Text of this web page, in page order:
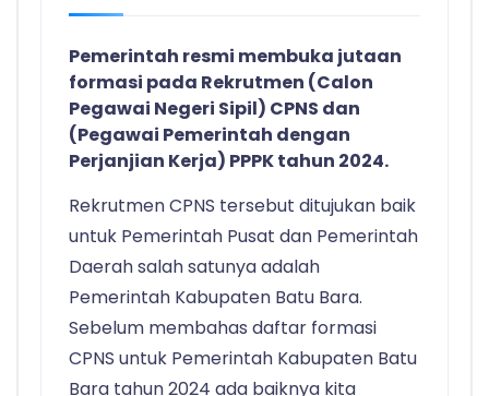
Pemerintah resmi membuka jutaan
formasi pada Rekrutmen (Calon
Pegawai Negeri Sipil) CPNS dan
(Pegawai Pemerintah dengan
Perjanjian Kerja) PPPK tahun 2024.
Rekrutmen CPNS tersebut ditujukan baik
untuk Pemerintah Pusat dan Pemerintah
Daerah salah satunya adalah
Pemerintah Kabupaten Batu Bara.
Sebelum membahas daftar formasi
CPNS untuk Pemerintah Kabupaten Batu
Bara tahun 2024 ada baiknya kita